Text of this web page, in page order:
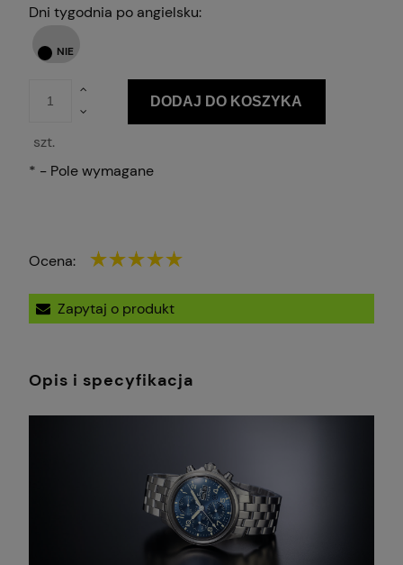
Dni tygodnia po angielsku:
szt.
DODAJ DO KOSZYKA
* - Pole wymagane
Ocena:
Zapytaj o produkt
Opis i specyfikacja